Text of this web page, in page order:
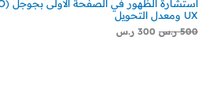
UX ومعدل التحويل
500 ر.س 300 ر.س